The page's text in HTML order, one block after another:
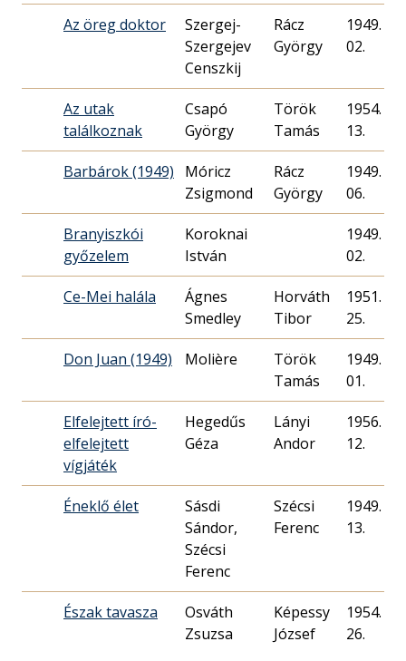
Az öreg doktor
Szergej-
Szergejev
Censzkij
Rácz
György
1949. 03.
02.
Az utak
találkoznak
Csapó
György
Török
Tamás
1954. 02.
13.
Barbárok (1949)
Móricz
Zsigmond
Rácz
György
1949. 03.
06.
Branyiszkói
győzelem
Koroknai
István
1949. 02.
02.
Ce-Mei halála
Ágnes
Smedley
Horváth
1951. 01.
25.
Don Juan (1949) Molière
Török
Tamás
1949. 11.
01.
Elfelejtett író-
elfelejtett
vígjáték
Hegedűs
Géza
Lányi
Andor
1956. 03.
12.
Éneklő élet
Sásdi
Sándor,
Szécsi
Ferenc
Szécsi
Ferenc
1949. 12.
13.
Észak tavasza
Osváth
Zsuzsa
Képessy
József
1954. 02.
26.